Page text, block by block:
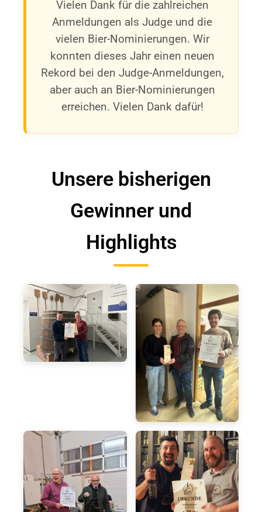
Vielen Dank für die zahlreichen
Anmeldungen als Judge und die
vielen Bier-Nominierungen. Wir
konnten dieses Jahr einen neuen
Rekord bei den Judge-Anmeldungen,
aber auch an Bier-Nominierungen
erreichen. Vielen Dank dafür!
Unsere bisherigen
Gewinner und
Highlights